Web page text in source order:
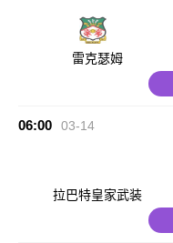
雷克瑟姆
06:00 03-14
拉巴特皇家武装